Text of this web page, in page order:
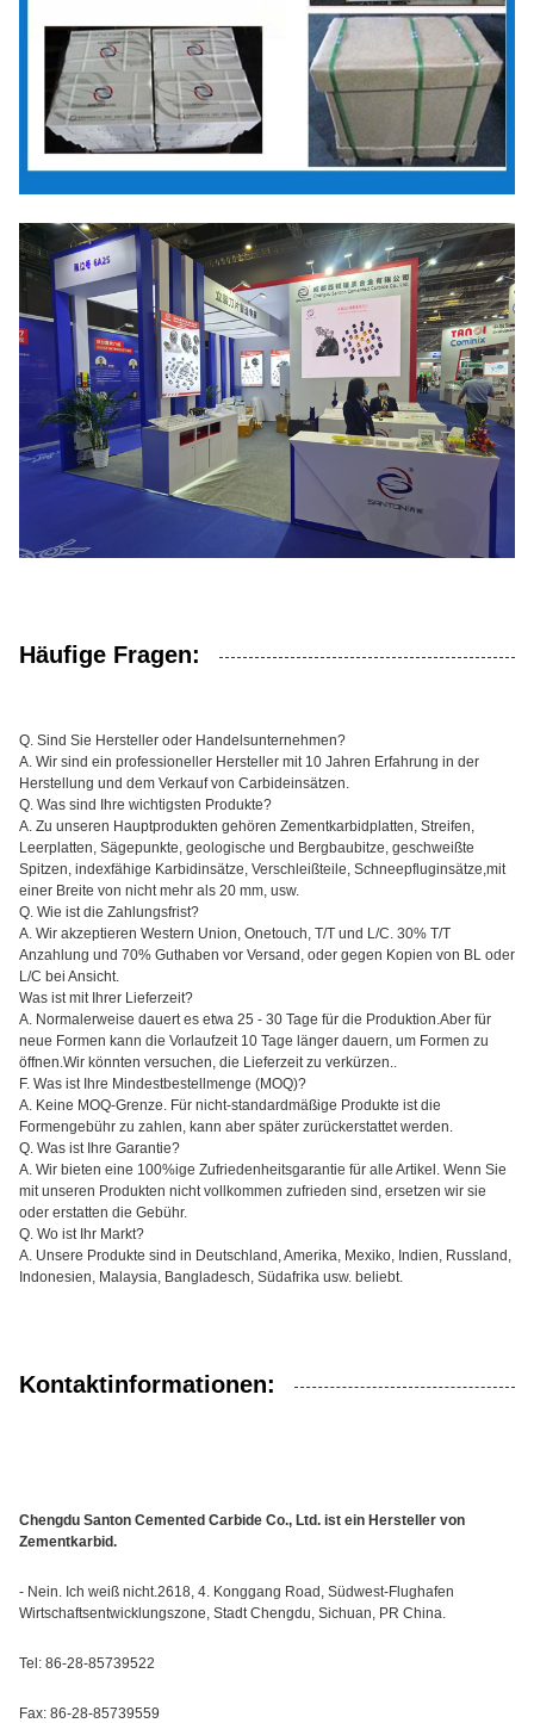
Häufige Fragen:
Q. Sind Sie Hersteller oder Handelsunternehmen?
A. Wir sind ein professioneller Hersteller mit 10 Jahren Erfahrung in der
Herstellung und dem Verkauf von Carbideinsätzen.
Q. Was sind Ihre wichtigsten Produkte?
A. Zu unseren Hauptprodukten gehören Zementkarbidplatten, Streifen,
Leerplatten, Sägepunkte, geologische und Bergbaubitze, geschweißte
Spitzen, indexfähige Karbidinsätze, Verschleißteile, Schneepfluginsätze,mit
einer Breite von nicht mehr als 20 mm, usw.
Q. Wie ist die Zahlungsfrist?
A. Wir akzeptieren Western Union, Onetouch, T/T und L/C. 30% T/T
Anzahlung und 70% Guthaben vor Versand, oder gegen Kopien von BL oder
L/C bei Ansicht.
Was ist mit Ihrer Lieferzeit?
A. Normalerweise dauert es etwa 25 - 30 Tage für die Produktion.Aber für
neue Formen kann die Vorlaufzeit 10 Tage länger dauern, um Formen zu
öffnen.Wir könnten versuchen, die Lieferzeit zu verkürzen..
F. Was ist Ihre Mindestbestellmenge (MOQ)?
A. Keine MOQ-Grenze. Für nicht-standardmäßige Produkte ist die
Formengebühr zu zahlen, kann aber später zurückerstattet werden.
Q. Was ist Ihre Garantie?
A. Wir bieten eine 100%ige Zufriedenheitsgarantie für alle Artikel. Wenn Sie
mit unseren Produkten nicht vollkommen zufrieden sind, ersetzen wir sie
oder erstatten die Gebühr.
Q. Wo ist Ihr Markt?
A. Unsere Produkte sind in Deutschland, Amerika, Mexiko, Indien, Russland,
Indonesien, Malaysia, Bangladesch, Südafrika usw. beliebt.
Kontaktinformationen:
Chengdu Santon Cemented Carbide Co., Ltd. ist ein Hersteller von
Zementkarbid.
- Nein. Ich weiß nicht.2618, 4. Konggang Road, Südwest-Flughafen
Wirtschaftsentwicklungszone, Stadt Chengdu, Sichuan, PR China.
Tel: 86-28-85739522
Fax: 86-28-85739559